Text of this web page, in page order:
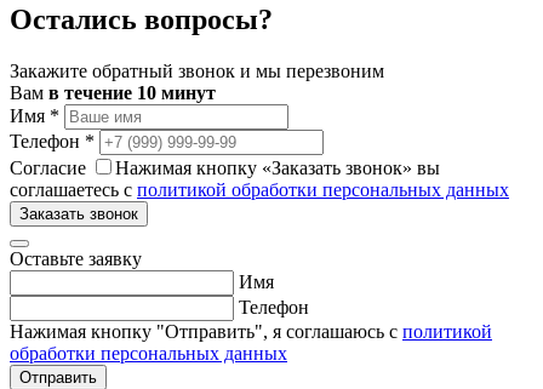
Остались вопросы?
Закажите обратный звонок и мы перезвоним
Вам в течение 10 минут
Имя *
Телефон *
Согласие
Нажимая кнопку «Заказать звонок» вы
соглашаетесь с политикой обработки персональных данных
Заказать звонок
Оставьте заявку
Имя
Телефон
Нажимая кнопку "Отправить", я соглашаюсь с политикой
обработки персональных данных
Отправить